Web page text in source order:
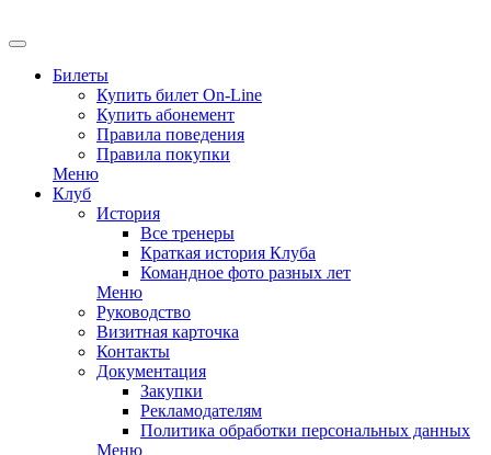
Билеты
Купить билет On-Line
Купить абонемент
Правила поведения
Правила покупки
Меню
Клуб
История
Все тренеры
Краткая история Клуба
Командное фото разных лет
Меню
Руководство
Визитная карточка
Контакты
Документация
Закупки
Рекламодателям
Политика обработки персональных данных
Меню